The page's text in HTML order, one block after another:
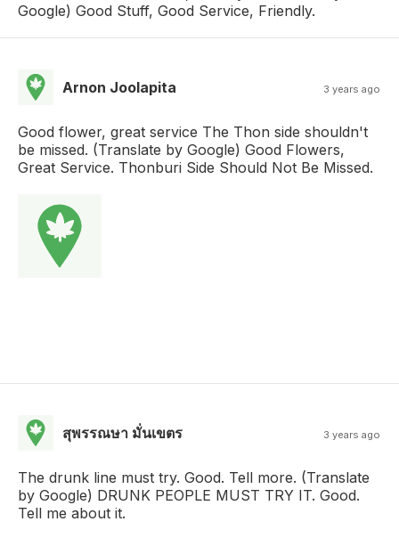
Google) Good Stuff, Good Service, Friendly.
Arnon Joolapita 3 years ago
Good flower, great service The Thon side shouldn't
be missed. (Translate by Google) Good Flowers,
Great Service. Thonburi Side Should Not Be Missed.
สุพรรณษา มั่นเขตร 3 years ago
The drunk line must try. Good. Tell more. (Translate
by Google) DRUNK PEOPLE MUST TRY IT. Good.
Tell me about it.